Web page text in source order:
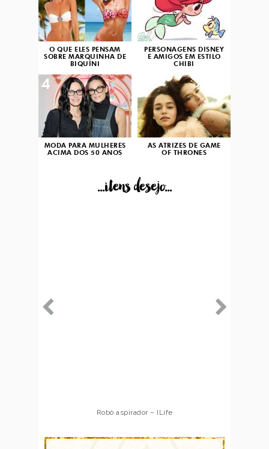
O QUE ELES PENSAM
SOBRE MARQUINHA DE
BIQUÍNI
PERSONAGENS DISNEY
E AMIGOS EM ESTILO
CHIBI
MODA PARA MULHERES
ACIMA DOS 50 ANOS
4
AS ATRIZES DE GAME
OF THRONES
...itens desejo...
Robô aspirador – ILife